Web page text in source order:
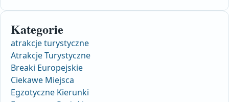
Kategorie
atrakcje turystyczne
Atrakcje Turystyczne
Breaki Europejskie
Ciekawe Miejsca
Egzotyczne Kierunki